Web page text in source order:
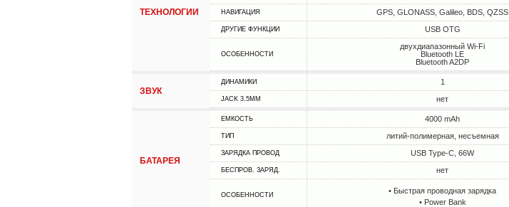
ТЕХНОЛОГИИ НАВИГАЦИЯ GPS, GLONASS, Galileo, BDS, QZSS
ДРУГИЕ ФУНКЦИИ USB OTG
ОСОБЕННОСТИ
двухдиапазонный Wi-Fi
Bluetooth LE
Bluetooth A2DP
ЗВУК
ДИНАМИКИ 1
JACK 3.5MM нет
БАТАРЕЯ
ЕМКОСТЬ 4000 mAh
ТИП литий-полимерная, несъемная
ЗАРЯДКА ПРОВОД USB Type-C, 66W
БЕСПРОВ. ЗАРЯД. нет
ОСОБЕННОСТИ
• Быстрая проводная зарядка
• Power Bank